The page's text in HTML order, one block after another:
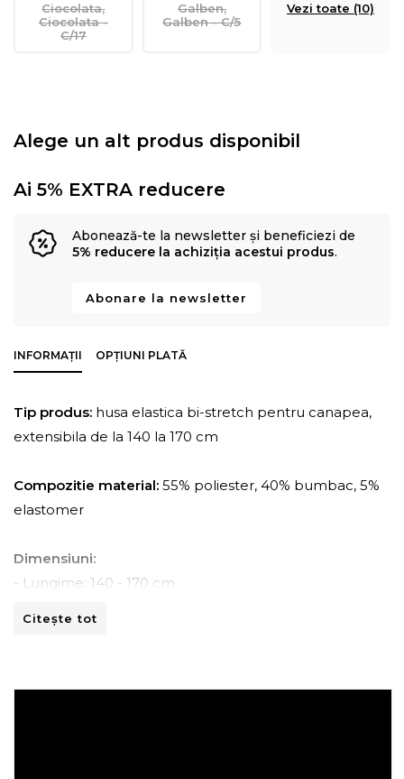
Ciocolata,
Ciocolata -
C/17
Galben,
Galben - C/5
Vezi toate (10)
Alege un alt produs disponibil
Ai 5% EXTRA reducere
Abonează-te la newsletter și beneficiezi de
5% reducere la achiziția acestui produs.
Abonare la newsletter
INFORMAȚII OPȚIUNI PLATĂ
Tip produs: husa elastica bi-stretch pentru canapea,
extensibila de la 140 la 170 cm
Compozitie material: 55% poliester, 40% bumbac, 5%
elastomer
Dimensiuni:
- Lungime: 140 - 170 cm
- Inaltime: 80 -110 cm
Citește tot